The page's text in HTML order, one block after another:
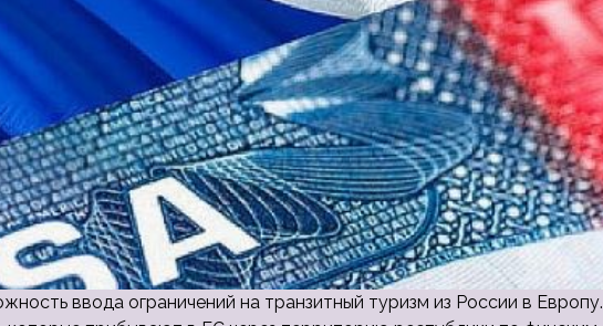
ввода ограничений на транзитный туризм из России в Европу.